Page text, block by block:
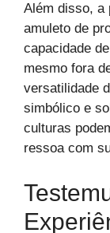
Além disso, a
amuleto de
capacidade
mesmo fora
versatilidade
simbólico e
culturas
ressoa com